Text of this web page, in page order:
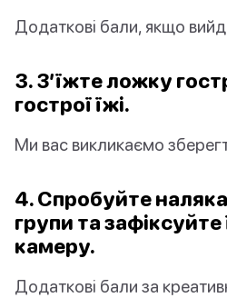
Додаткові бали, якщо
3. З’їжте ложку
гострої їжі.
Ми вас викликаємо
4. Спробуйте
групи та
камеру.
Додаткові бали за